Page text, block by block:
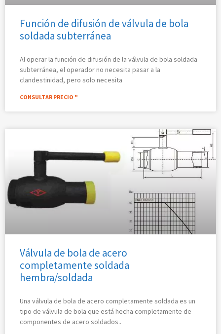
Función de difusión de válvula de bola
soldada subterránea
Al operar la función de difusión de la válvula de bola soldada
subterránea, el operador no necesita pasar a la
clandestinidad, pero solo necesita
CONSULTAR PRECIO "
Válvula de bola de acero
completamente soldada
hembra/soldada
Una válvula de bola de acero completamente soldada es un
tipo de válvula de bola que está hecha completamente de
componentes de acero soldados..